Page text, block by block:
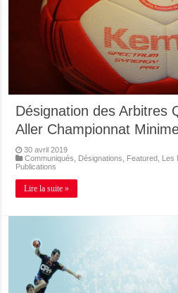
Désignation des Arbitres
Aller Championnat
30 avril 2019
Communiqués, Désignations, Featured, Les
Publications
Lire la suite »